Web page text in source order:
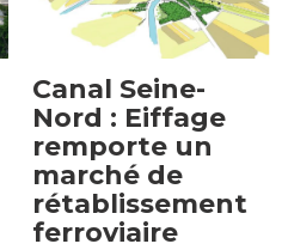
Canal Seine-
Nord : Eiffage
remporte un
marché de
rétablissement
ferroviaire